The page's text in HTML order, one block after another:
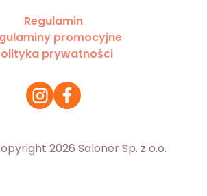
Regulamin
promocyjne
prywatności
2026 Saloner Sp. z o.o.